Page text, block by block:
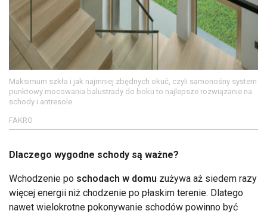
Maksimum szkła i jak najmniej zbędnych okuć, czyli samonośny system
punktowy mocowania balustrady do boku to najlepsze rozwiązanie na
schody i antresole.
FAKRO
Dlaczego wygodne schody są ważne?
Wchodzenie po schodach w domu zużywa aż siedem razy
więcej energii niż chodzenie po płaskim terenie. Dlatego
nawet wielokrotne pokonywanie schodów powinno być